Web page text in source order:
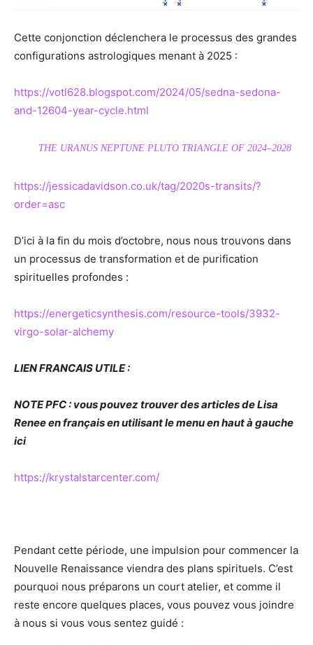
Cette conjonction déclenchera le processus des grandes
configurations astrologiques menant à 2025 :
https://votl628.blogspot.com/2024/05/sedna-sedona-
and-12604-year-cycle.html
THE URANUS NEPTUNE PLUTO TRIANGLE OF 2024–2028
https://jessicadavidson.co.uk/tag/2020s-transits/?
order=asc
D’ici à la fin du mois d’octobre, nous nous trouvons dans
un processus de transformation et de purification
spirituelles profondes :
https://energeticsynthesis.com/resource-tools/3932-
virgo-solar-alchemy
LIEN FRANCAIS UTILE :
NOTE PFC : vous pouvez trouver des articles de Lisa
Renee en français en utilisant le menu en haut à gauche
ici
https://krystalstarcenter.com/
Pendant cette période, une impulsion pour commencer la
Nouvelle Renaissance viendra des plans spirituels. C’est
pourquoi nous préparons un court atelier, et comme il
reste encore quelques places, vous pouvez vous joindre
à nous si vous vous sentez guidé :